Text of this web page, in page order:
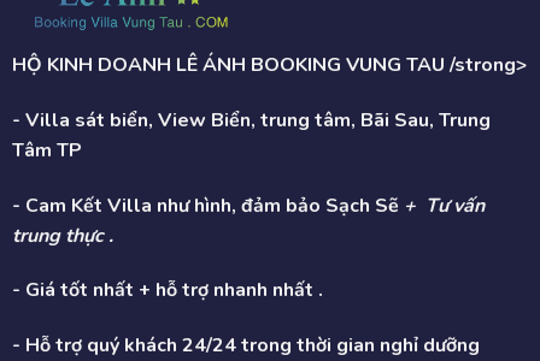
HỘ KINH DOANH LÊ ÁNH BOOKING VUNG TAU /strong>
- Villa sát biển, View Biển, trung tâm, Bãi Sau, Trung
Tâm TP
- Cam Kết Villa như hình, đảm bảo Sạch Sẽ + Tư vấn
trung thực .
- Giá tốt nhất + hỗ trợ nhanh nhất .
- Hỗ trợ quý khách 24/24 trong thời gian nghỉ dưỡng